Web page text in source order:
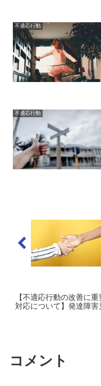
不適応行動
不適応行動
【不適応行動の改善に
対応について】発達障害
コメント